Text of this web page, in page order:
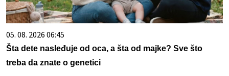
05. 08. 2026 06:45
Šta dete nasleđuje od oca, a šta od majke? Sve što
treba da znate o genetici